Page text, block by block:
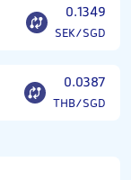
0.1349
SEK/SGD
0.0387
THB/SGD